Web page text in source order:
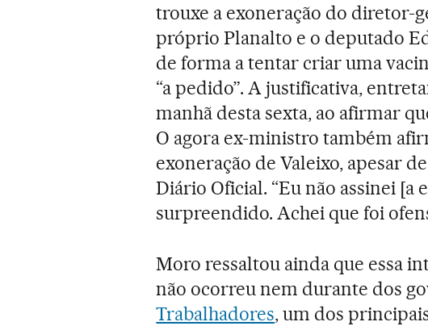
trouxe a exoneração do diretor-
próprio Planalto e o deputado
de forma a tentar criar uma
“a pedido”. A justificativa,
manhã desta sexta, ao afirmar
O agora ex-ministro também
exoneração de Valeixo, apesar
Diário Oficial. “Eu não assinei [a
surpreendido. Achei que foi
Moro ressaltou ainda que essa
não ocorreu nem durante dos
Trabalhadores, um dos